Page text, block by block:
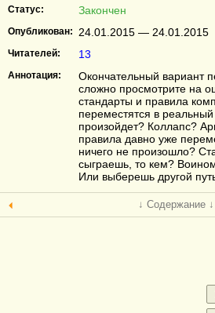
Статус: Закончен
Опубликован: 24.01.2015 — 24.01.2015
Читателей: 13
Аннотация:
Окончательный вариант
сложно просмотрите на
стандарты и правила
переместятся в
произойдет? Коллапс?
правила давно уже
ничего не произошло?
сыграешь, то кем?
Или выберешь другой
↓ Содержание ↓